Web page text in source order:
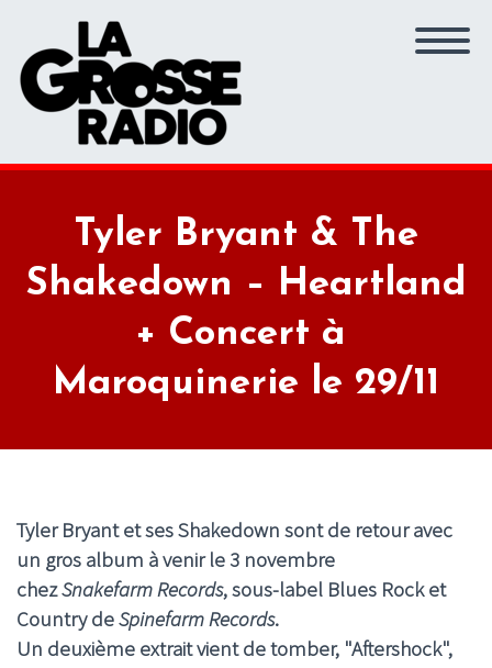
Tyler Bryant & The
Shakedown – Heartland
+ Concert à
Maroquinerie le 29/11
Tyler Bryantet sesShakedown sont de retour avec
un gros album à venir le 3 novembre
chezSnakefarm Records, sous-label Blues Rock et
Country deSpinefarm Records.
Un deuxième extrait vient de tomber, "Aftershock",